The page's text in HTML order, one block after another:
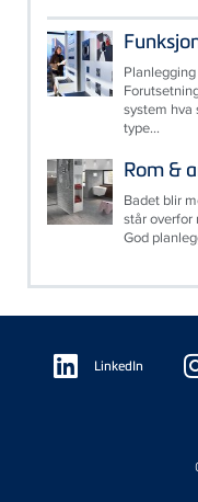
system hva
type...
Rom &
Badet blir
står overfor
God
Floating
Sidebar LinkedIn